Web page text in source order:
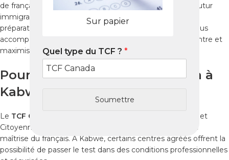
Sur papier
Quel type du TCF ? *
Soumettre
de français. Que vous soyez étudiant, professionnel ou futur
immigrant, réussir le
test TCF Canada
préparation structurée et adaptée. Ce guide complet vous
accompagne pour comprendre le test, choisir le bon centre et
maximiser vos chances de succès.
Pourquoi passer le TCF Canada à
Kabwe ?
Le TCF Canada
est reconnu par Immigration, Réfugiés et
Citoyenneté Canada (IRCC) comme preuve officielle de
maîtrise du français. À Kabwe, certains centres agréés offrent la
possibilité de passer le test dans des conditions professionnelles